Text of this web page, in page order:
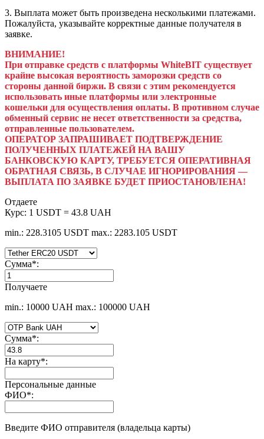
3. Выплата может быть произведена несколькими платежами.
Пожалуйста, указывайте корректные данные получателя в
заявке.
ВНИМАНИЕ!
При отправке средств с платформы WhiteBIT существует
крайне высокая вероятность заморозки средств со
стороны данной биржи. В связи с этим рекомендуется
использовать иные платформы или электронные
кошельки для осуществления оплаты. В противном случае
обменный сервис не несет ответственности за средства,
отправленные пользователем.
ОПЕРАТОР ЗАПРАШИВАЕТ ПОДТВЕРЖДЕНИЕ
ПОЛУЧЕННЫХ ПЛАТЕЖЕЙ НА ВАШУ
БАНКОВСКУЮ КАРТУ, ТРЕБУЕТСЯ ОПЕРАТИВНАЯ
ОБРАТНАЯ СВЯЗЬ, В СЛУЧАЕ ИГНОРИРОВАНИЯ —
ВЫПЛАТА ПО ЗАЯВКЕ БУДЕТ ПРИОСТАНОВЛЕНА!
Отдаете
Курс: 1 USDT = 43.8 UAH
min.: 228.3105 USDT max.: 2283.105 USDT
Сумма*:
Получаете
min.: 10000 UAH max.: 100000 UAH
Сумма*:
На карту*:
Персональные данные
ФИО*:
Введите ФИО отправителя (владельца карты)